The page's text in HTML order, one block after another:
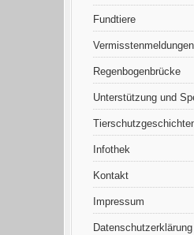
Fundtiere
Vermisstenmeldungen
Regenbogenbrücke
Unterstützung und
Infothek
Kontakt
Impressum
Datenschutzerklärung